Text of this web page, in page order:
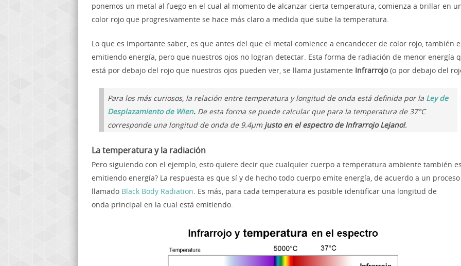
ponemos un metal al fuego en el cual al momento de alcanzar cierta temperatura, comienza a brillar en
color rojo que progresivamente se hace más claro a medida que sube la temperatura.
Lo que es importante saber, es que antes del que el metal comience a encandecer de color rojo, también
emitiendo energía, pero que nuestros ojos no logran detectar. Esta forma de radiación de menor energía
está por debajo del rojo que nuestros ojos pueden ver, se llama justamente Infrarrojo(o por debajo del
Para los más curiosos, la relación entre temperatura y longitud de onda está definida por la Ley de
Desplazamiento de Wien. De esta forma se puede calcular que para la temperatura de 37°C
corresponde una longitud de onda de 9.4µm justo en el espectro de Infrarrojo Lejano!.
La temperatura y la radiación
Pero siguiendo con el ejemplo, esto quiere decir que cualquier cuerpo a temperatura ambiente también
emitiendo energía? La respuesta es que sí y de hecho todo cuerpo emite energía, de acuerdo a un proceso
llamado Black Body Radiation. Es más, para cada temperatura es posible identificar una longitud de
onda principal en la cual está emitiendo.